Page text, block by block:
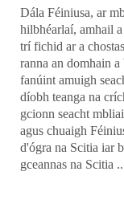
Dála Féiniusa, ar
hilbhéarlaí, amhail
trí fichid ar a
ranna an domhain
fanúint amuigh
díobh teanga na
gcionn seacht
agus chuaigh
d'ógra na Scitia iar
gceannas na Scitia